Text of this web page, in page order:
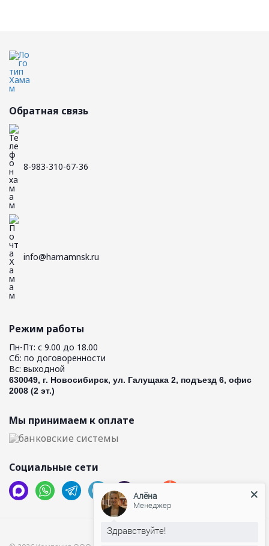
Обратная связь
8-983-310-67-36
info@hamamnsk.ru
Режим работы
Пн-Пт: с 9.00 до 18.00
Сб: по договоренности
Вс: выходной
630049, г. Новосибирск, ул. Галущака 2, подъезд 6, офис
2008 (2 эт.)
Мы принимаем к оплате
Социальные сети
Алёна
Менеджер
Здравствуйте!